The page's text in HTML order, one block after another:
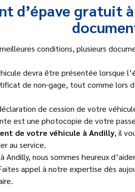
d’épave gratuit
conditions, plusieurs
devra être présentée lorsque
de non-gage, tout comme lors
de cession de votre
est une photocopie de votre
de votre véhicule à Andilly, il
au service.
nous sommes heureux
appel à notre expertise dès